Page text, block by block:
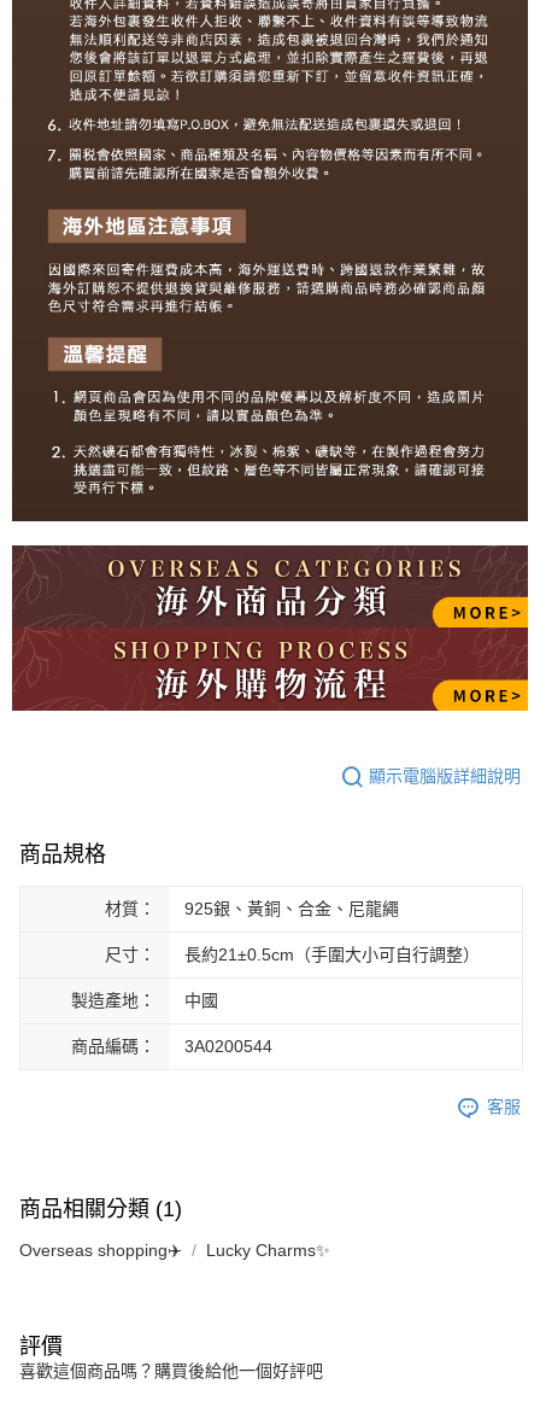
顯示電腦版詳細說明
商品規格
材質： 925銀、黃銅、合金、尼龍繩
尺寸： 長約21±0.5cm（手圍大小可自行調整）
製造產地： 中國
商品編碼： 3A0200544
客服
商品相關分類 (1)
Overseas shopping✈️ Lucky Charms✨
評價
喜歡這個商品嗎？購買後給他一個好評吧